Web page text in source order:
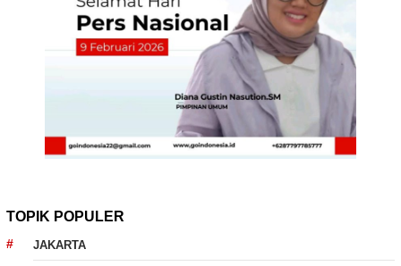
TOPIK POPULER
JAKARTA